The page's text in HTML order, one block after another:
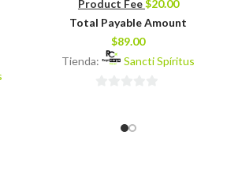
Product Fee$20.00
Total Payable Amount
$89.00
Tienda:
Sancti Spíritus